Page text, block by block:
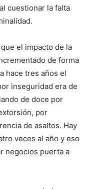
cuestionar la falta
el impacto de la
de forma
hace tres años el
inseguridad era de
de doce por
por
de asaltos. Hay
veces al año y eso
negocios puerta a